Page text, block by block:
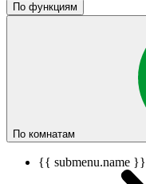
По функциям
По комнатам
{{ submenu.name }}